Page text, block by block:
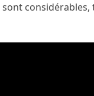
considérables,